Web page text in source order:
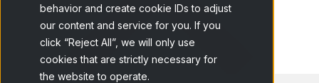
behavior and create cookie IDs to adjust
our content and service for you. If you
click “Reject All”, we will only use
cookies that are strictly necessary for
the website to operate.